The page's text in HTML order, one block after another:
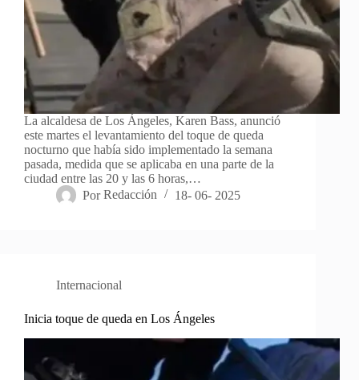
La alcaldesa de Los Ángeles, Karen Bass, anunció
este martes el levantamiento del toque de queda
nocturno que había sido implementado la semana
pasada, medida que se aplicaba en una parte de la
ciudad entre las 20 y las 6 horas,…
Por Redacción 18- 06- 2025
Internacional
Inicia toque de queda en Los Ángeles